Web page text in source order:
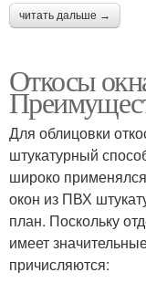
читать дальше →
Откосы
Для облицовки
штукатурный
широко
окон из ПВХ
план. Поскольку
имеет
причисляются: